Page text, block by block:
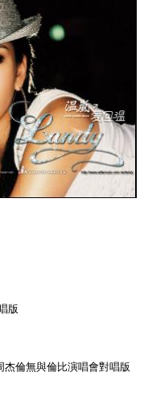
版
杰倫無與倫比演唱會對唱版